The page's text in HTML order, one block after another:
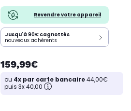
Revendre votre appareil
Jusqu'à 90€ cagnottés
nouveaux adhérents
159,99€
ou 4x par carte bancaire44,00€
puis 3x 40,00